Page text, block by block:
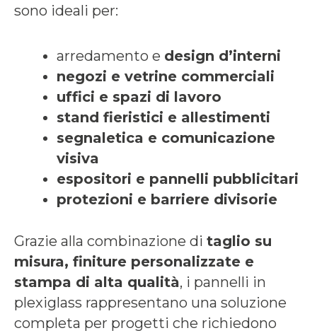
sono ideali per:
arredamento e design d’interni
negozi e vetrine commerciali
uffici e spazi di lavoro
stand fieristici e allestimenti
segnaletica e comunicazione
visiva
espositori e pannelli pubblicitari
protezioni e barriere divisorie
Grazie alla combinazione di taglio su
misura, finiture personalizzate e
stampa di alta qualità, i pannelli in
plexiglass rappresentano una soluzione
completa per progetti che richiedono